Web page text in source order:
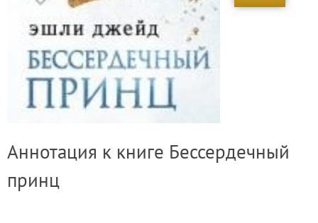
Аннотация к книге Бессердечный
принц